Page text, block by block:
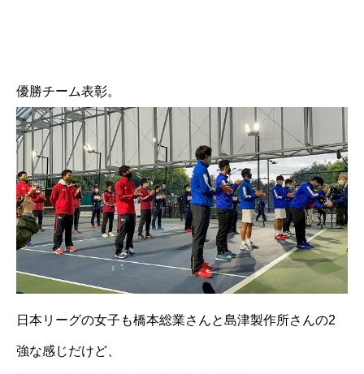
優勝チーム表彰。
日本リーグの女子も橋本総業さんと島津製作所さんの2
強な感じだけど、